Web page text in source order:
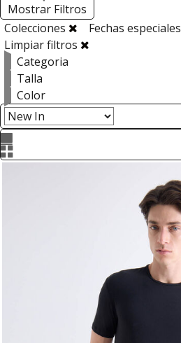
Mostrar Filtros
Colecciones
Fechas especiales
Limpiar filtros
Categoria
Talla
Color